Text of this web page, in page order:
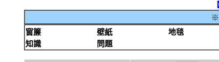
※
窗簾
壁紙
地毯
知識
問題